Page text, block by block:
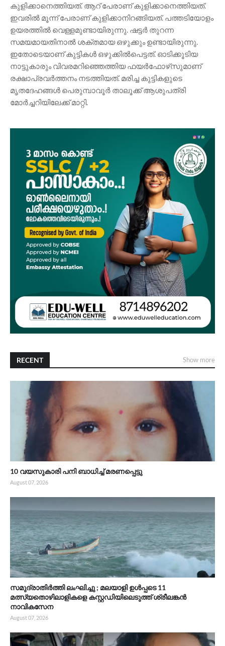
കുളിക്കാനെത്തിയത്. ആറ് പേരാണ് കുളിക്കാനെത്തിയത്.
ഇവരിൽ മൂന്ന് പേരാണ് കുളിക്കാനിറങ്ങിയത്. പത്തടിയോളം
ഉയരത്തിൽ വെള്ളമുണ്ടായിരുന്നു. ഷട്ടർ തുറന്ന
സമയമായതിനാൽ ശക്തമായ ഒഴുക്കും ഉണ്ടായിരുന്നു.
ഇതോടെയാണ് കുട്ടികൾ ഒഴുക്കിൽപെട്ടത്. ഓടിക്കൂടിയ
നാട്ടുകാരും വിവരമറിഞ്ഞെത്തിയ ഫയർഫോഴ്‌സുമാണ്
രക്ഷാപ്രവർത്തനം നടത്തിയത്. മരിച്ച കുട്ടികളുടെ
മൃതദേഹങ്ങൾ പെരുമ്പാവൂർ താലൂക്ക് ആശുപത്രി
മോർച്ചറിയിലേക്ക് മാറ്റി.
RECENT Show more
10 വയസുകാരി പനി ബാധിച്ച് മരണപ്പെട്ടു
August 07, 2026
സമുദ്രാതിർത്തി ലംഘിച്ചു ; മലയാളി ഉൾപ്പടെ 11
മത്സ്യതൊഴിലാളികളെ കസ്റ്റഡിയിലെടുത്ത് ശ്രീലങ്കൻ
നാവികസേന
August 07, 2026